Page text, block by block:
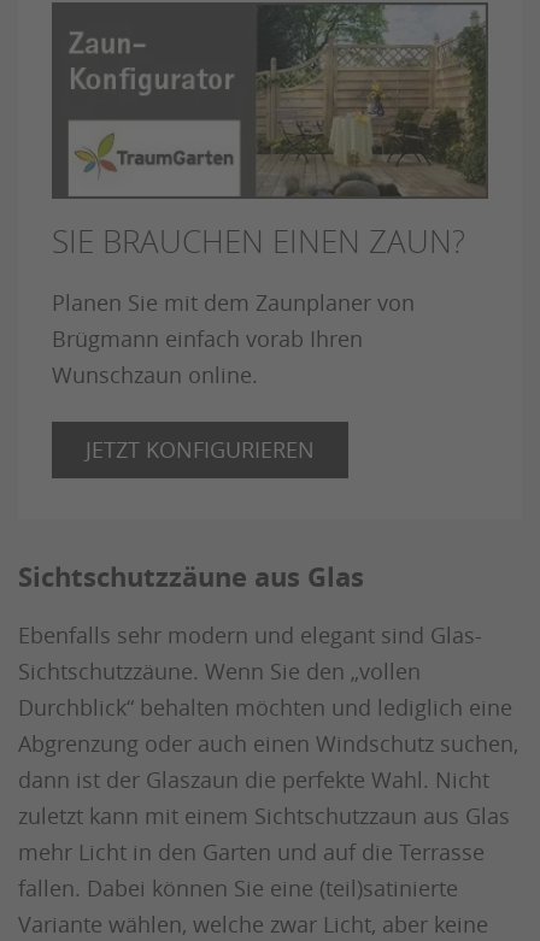
SIE BRAUCHEN EINEN ZAUN?
Planen Sie mit dem Zaunplaner von
Brügmann einfach vorab Ihren
Wunschzaun online.
JETZT KONFIGURIEREN
Sichtschutzzäune aus Glas
Ebenfalls sehr modern und elegant sind Glas-
Sichtschutzzäune. Wenn Sie den „vollen
Durchblick“ behalten möchten und lediglich eine
Abgrenzung oder auch einen Windschutz suchen,
dann ist der Glaszaun die perfekte Wahl. Nicht
zuletzt kann mit einem Sichtschutzzaun aus Glas
mehr Licht in den Garten und auf die Terrasse
fallen. Dabei können Sie eine (teil)satinierte
Variante wählen, welche zwar Licht, aber keine